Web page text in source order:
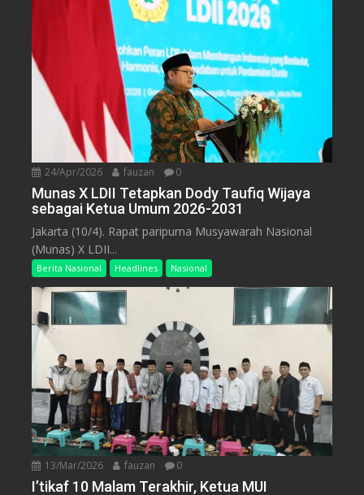
24/Apr/2026 fauzan 0
Munas X LDII Tetapkan Dody Taufiq Wijaya
sebagai Ketua Umum 2026-2031
Jakarta (10/4). Rapat paripurna Musyawarah Nasional
(Munas) X LDII...
Berita Nasional Headlines Nasional
13/Mar/2026 fauzan 0
I’tikaf 10 Malam Terakhir, Ketua MUI